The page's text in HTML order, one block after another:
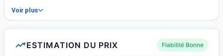
Voir plus
ESTIMATION DU PRIX Fiabilité Bonne